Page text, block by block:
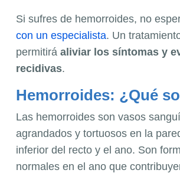
Si sufres de hemorroides, no
con un especialista. Un
permitirá aliviar los síntomas y
recidivas.
Hemorroides: ¿Qué
Las hemorroides son vasos
agrandados y tortuosos en la
inferior del recto y el ano. Son
normales en el ano que